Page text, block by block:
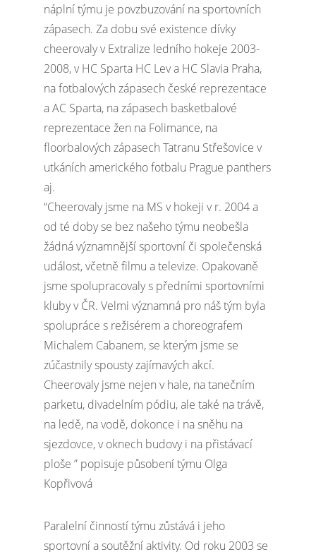
náplní týmu je povzbuzování na sportovních
zápasech. Za dobu své existence dívky
cheerovaly v Extralize ledního hokeje 2003-
2008, v HC Sparta HC Lev a HC Slavia Praha,
na fotbalových zápasech české reprezentace
a AC Sparta, na zápasech basketbalové
reprezentace žen na Folimance, na
floorbalových zápasech Tatranu Střešovice v
utkáních amerického fotbalu Prague panthers
aj.
“Cheerovaly jsme na MS v hokeji v r. 2004 a
od té doby se bez našeho týmu neobešla
žádná významnější sportovní či společenská
událost, včetně filmu a televize. Opakovaně
jsme spolupracovaly s předními sportovními
kluby v ČR. Velmi významná pro náš tým byla
spolupráce s režisérem a choreografem
Michalem Cabanem, se kterým jsme se
zúčastnily spousty zajímavých akcí.
Cheerovaly jsme nejen v hale, na tanečním
parketu, divadelním pódiu, ale také na trávě,
na ledě, na vodě, dokonce i na sněhu na
sjezdovce, v oknech budovy i na přistávací
ploše ” popisuje působení týmu Olga
Kopřivová
Paralelní činností týmu zůstává i jeho
sportovní a soutěžní aktivity. Od roku 2003 se